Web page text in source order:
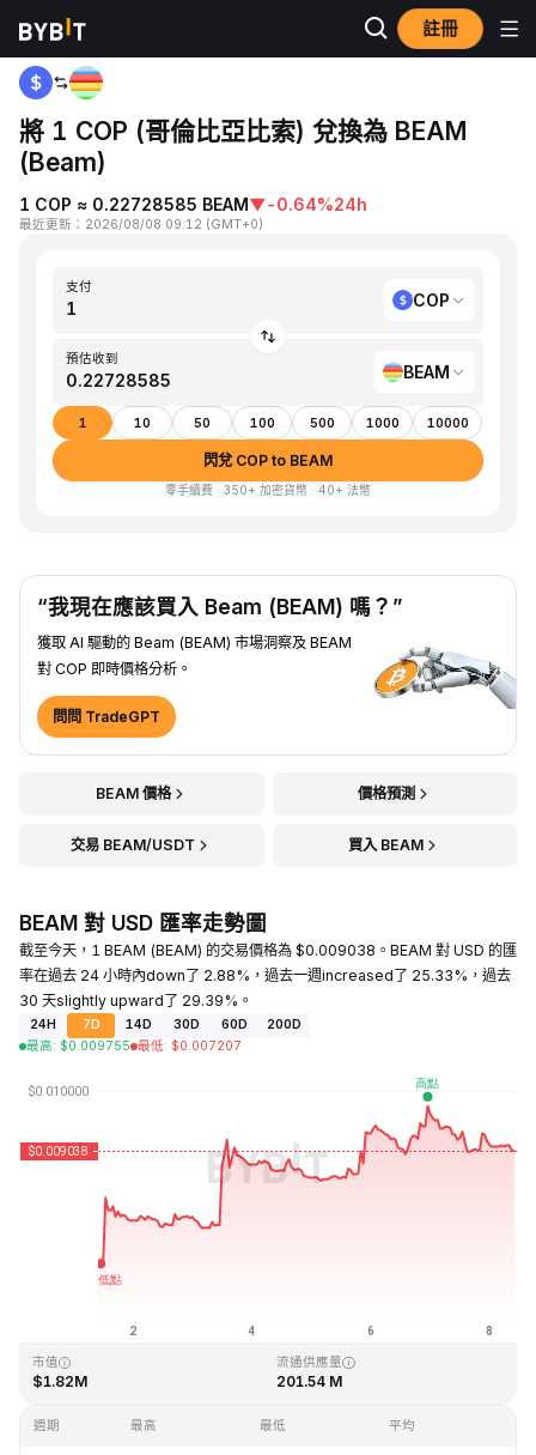
註冊
首頁 COP to BEAM
將 1 COP (哥倫比亞比索) 兌換為 BEAM
(Beam)
1 COP ≈ 0.22728585 BEAM▼-0.64%24h
最近更新 ： 2026/08/08 09:12 (GMT+0)
支付
COP
預估收到
BEAM
1 10 50 100 500 1000 10000
閃兌 COP to BEAM
零手續費 · 350+ 加密貨幣 · 40+ 法幣
“我現在應該買入 Beam (BEAM) 嗎？”
獲取 AI 驅動的 Beam (BEAM) 市場洞察及 BEAM
對 COP 即時價格分析。
問問 TradeGPT
BEAM 價格 價格預測
交易 BEAM/USDT 買入 BEAM
BEAM 對 USD 匯率走勢圖
截至今天，1 BEAM (BEAM) 的交易價格為 $0.009038。BEAM 對 USD 的匯
率在過去 24 小時內down了 2.88%，過去一週increased了 25.33%，過去
30 天slightly upward了 29.39%。
24H 7D 14D 30D 60D
200D
最高: $0.009755 最低: $0.007207
最近更新時間：2026-08-08 09:12 (GMT+0)
市值
$1.82M
流通供應量
201.54 M
週期 最高 最低 平均